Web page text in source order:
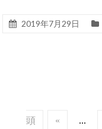
2019年7月29日
頭 « ...